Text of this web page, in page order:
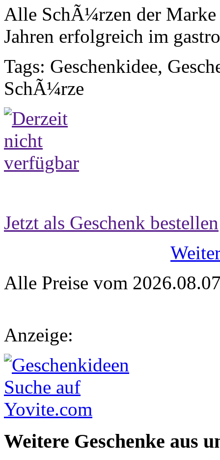
Alle SchÃ¼rzen der
Jahren erfolgreich im
Tags: Geschenkidee,
SchÃ¼rze
Jetzt als Geschenk bestellen
Alle Preise vom
Anzeige:
Weitere Geschenke aus